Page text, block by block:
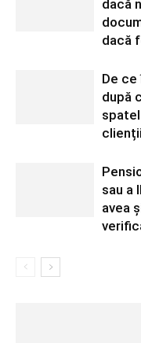
dacă
dacă
De
după
sau a
avea